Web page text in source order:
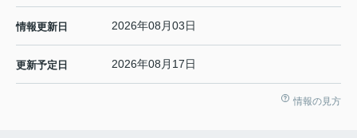
情報更新日 2026年08月03日
更新予定日 2026年08月17日
情報の見方